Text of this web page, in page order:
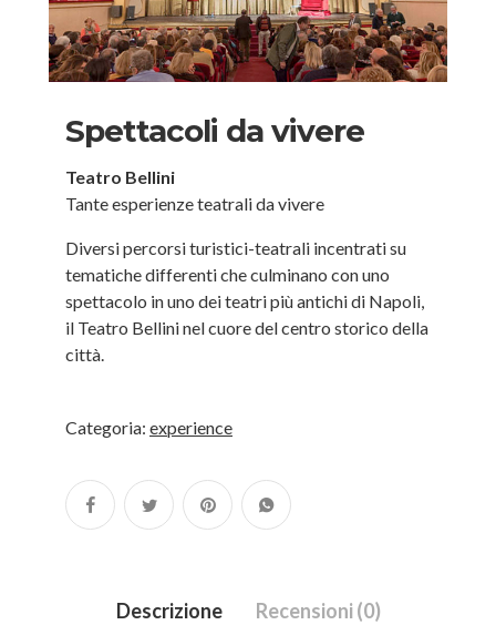
Spettacoli da vivere
Teatro Bellini
Tante esperienze teatrali da vivere
Diversi percorsi turistici-teatrali incentrati su
tematiche differenti che culminano con uno
spettacolo in uno dei teatri più antichi di Napoli,
il Teatro Bellini nel cuore del centro storico della
città.
Categoria: experience
Descrizione Recensioni (0)